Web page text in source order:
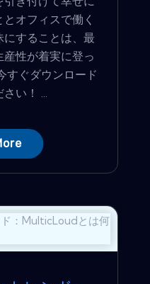
オフィスで働く
にすることは、最
性が着実に登っ
すぐダウンロード
い！ ...